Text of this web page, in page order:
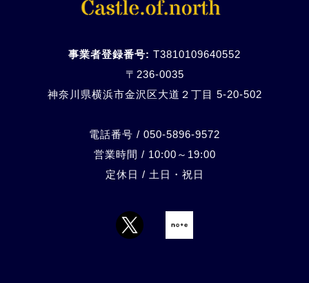
事業者登録番号: T3810109640552
〒236-0035
神奈川県横浜市金沢区大道２丁目 5-20-502
電話番号 / 050-5896-9572
営業時間 / 10:00～19:00
定休日 / 土日・祝日